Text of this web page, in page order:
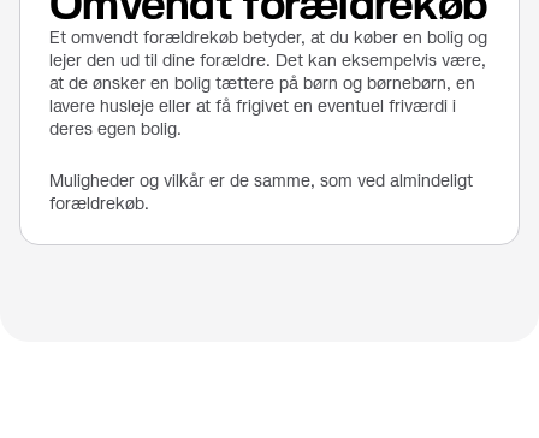
Et omvendt forældrekøb betyder, at du køber en bolig og
lejer den ud til dine forældre. Det kan eksempelvis være,
at de ønsker en bolig tættere på børn og børnebørn, en
lavere husleje eller at få frigivet en eventuel friværdi i
deres egen bolig.
Muligheder og vilkår er de samme, som ved almindeligt
forældrekøb.